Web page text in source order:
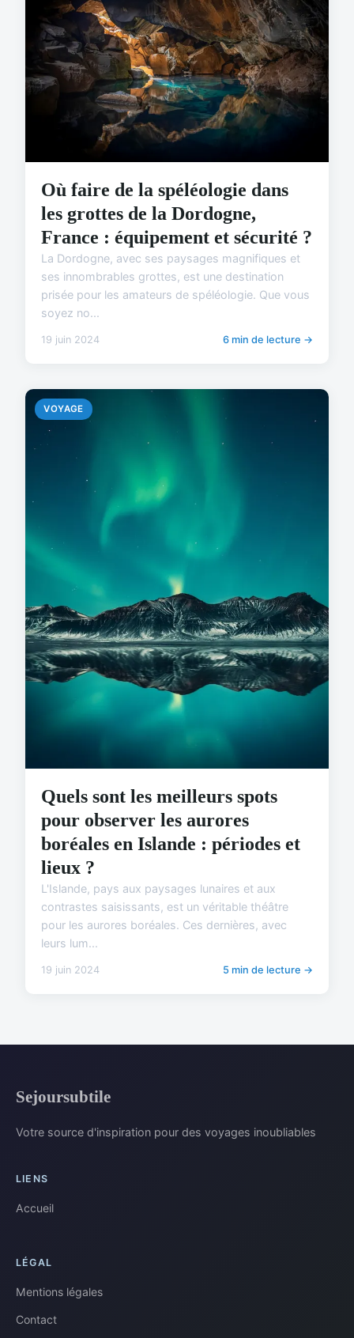
Où faire de la spéléologie dans
les grottes de la Dordogne,
France : équipement et sécurité ?
La Dordogne, avec ses paysages magnifiques et
ses innombrables grottes, est une destination
prisée pour les amateurs de spéléologie. Que vous
soyez no...
19 juin 2024 6 min de lecture →
VOYAGE
Quels sont les meilleurs spots
pour observer les aurores
boréales en Islande : périodes et
lieux ?
L'Islande, pays aux paysages lunaires et aux
contrastes saisissants, est un véritable théâtre
pour les aurores boréales. Ces dernières, avec
leurs lum...
19 juin 2024 5 min de lecture →
Sejoursubtile
Votre source d'inspiration pour des voyages inoubliables
LIENS
Accueil
LÉGAL
Mentions légales
Contact